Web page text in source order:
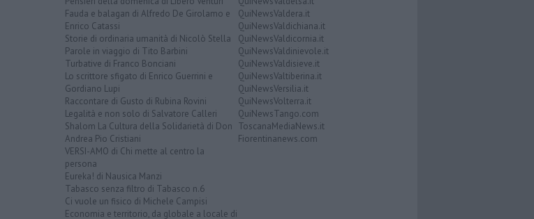
Fauda e balagan di Alfredo De Girolamo e
Enrico Catassi
Storie di ordinaria umanità di Nicolò Stella
Parole in viaggio di Tito Barbini
Turbative di Franco Bonciani
Lo scrittore sfigato di Enrico Guerrini e
Gordiano Lupi
Raccontare di Gusto di Rubina Rovini
Legalità e non solo di Salvatore Calleri
Shalom La Cultura della Solidarietà di Don
Andrea Pio Cristiani
VERSI-AMO di Chi mette al centro la
persona
Eureka! di Nausica Manzi
Tabasco senza filtro di Tabasco n.6
Ci vuole un fisico di Michele Campisi
Economia e territorio, da globale a locale di
QuiNewsValdera.it
QuiNewsValdichiana.it
QuiNewsValdicornia.it
QuiNewsValdinievole.it
QuiNewsValdisieve.it
QuiNewsValtiberina.it
QuiNewsVersilia.it
QuiNewsVolterra.it
QuiNewsTango.com
ToscanaMediaNews.it
Fiorentinanews.com